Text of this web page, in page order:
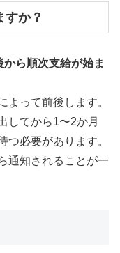
すか？
ら順次支給が始ま
よって前後します。
してから1〜2か月
つ必要があります。
通知されることが一